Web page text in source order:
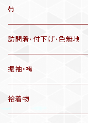
羽織
半幅帯
有松絞り浴衣(6～9月頃)
アンティーク着物
リサイクル着物
帯
リサイクル帯
アンティーク帯
アンティーク仕立てかえ帯
訪問着･付下げ･色無地
振袖・袴
袷着物